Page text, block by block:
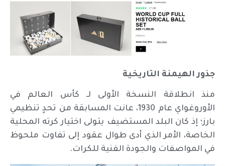
جذور الهيمنة التاريخية
منذ انطلاقة النسخة الأولى لـ كأس العالم في
الأوروغواي عام 1930، عانت المسابقة من تحدٍ تنظيمي
بارز؛ إذ كان البلد المستضيف يتولى اختيار كرته المحلية
الخاصة، الأمر الذي أدى طوال عقود إلى تفاوت ملحوظ
في المواصفات والجودة الفنية للكرات.